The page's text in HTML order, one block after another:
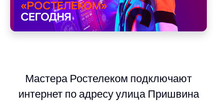
Мастера Ростелеком подключают
интернет по адресу улица Пришвина